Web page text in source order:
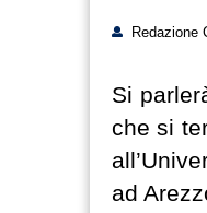
Redazione
Si
che si
ad